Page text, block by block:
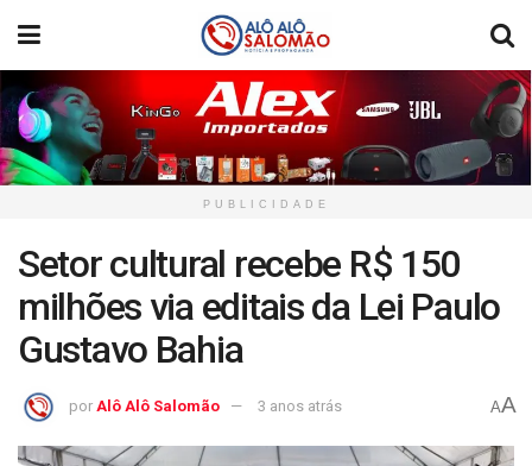
PUBLICIDADE
Setor cultural recebe R$ 150
milhões via editais da Lei Paulo
Gustavo Bahia
por Alô Alô Salomão 3 anos atrás AA